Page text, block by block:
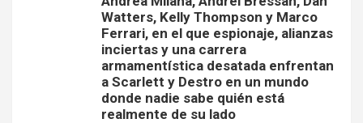
Watters, Kelly Thompson y Marco
Ferrari, en el que espionaje, alianzas
inciertas y una carrera
armamentística desatada enfrentan
a Scarlett y Destro en un mundo
donde nadie sabe quién está
realmente de su lado